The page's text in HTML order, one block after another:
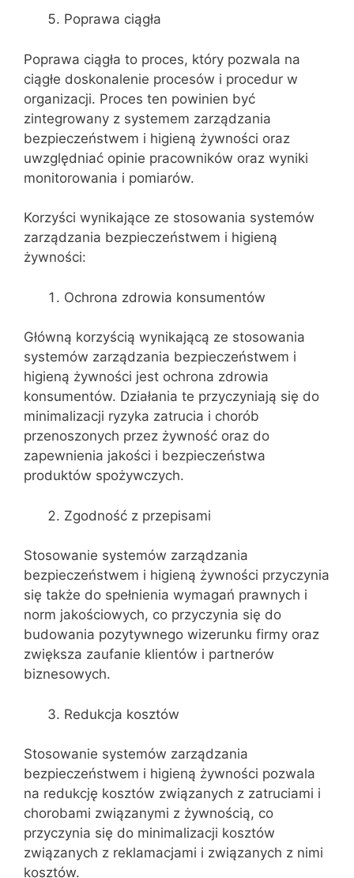
Poprawa ciągła
Poprawa ciągła to proces, który pozwala na
ciągłe doskonalenie procesów i procedur w
organizacji. Proces ten powinien być
zintegrowany z systemem zarządzania
bezpieczeństwem i higieną żywności oraz
uwzględniać opinie pracowników oraz wyniki
monitorowania i pomiarów.
Korzyści wynikające ze stosowania systemów
zarządzania bezpieczeństwem i higieną
żywności:
Ochrona zdrowia konsumentów
Główną korzyścią wynikającą ze stosowania
systemów zarządzania bezpieczeństwem i
higieną żywności jest ochrona zdrowia
konsumentów. Działania te przyczyniają się do
minimalizacji ryzyka zatrucia i chorób
przenoszonych przez żywność oraz do
zapewnienia jakości i bezpieczeństwa
produktów spożywczych.
Zgodność z przepisami
Stosowanie systemów zarządzania
bezpieczeństwem i higieną żywności przyczynia
się także do spełnienia wymagań prawnych i
norm jakościowych, co przyczynia się do
budowania pozytywnego wizerunku firmy oraz
zwiększa zaufanie klientów i partnerów
biznesowych.
Redukcja kosztów
Stosowanie systemów zarządzania
bezpieczeństwem i higieną żywności pozwala
na redukcję kosztów związanych z zatruciami i
chorobami związanymi z żywnością, co
przyczynia się do minimalizacji kosztów
związanych z reklamacjami i związanych z nimi
kosztów.